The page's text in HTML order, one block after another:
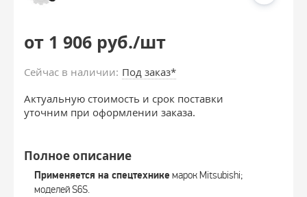
от 1 906 руб./шт
Сейчас в наличии: Под заказ*
Актуальную стоимость и срок поставки
уточним при оформлении заказа.
Полное описание
Применяется на спецтехнике марок Mitsubishi;
моделей S6S.